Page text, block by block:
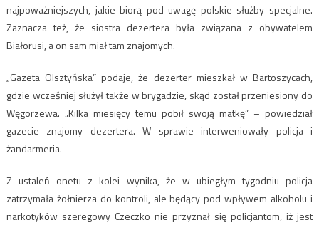
najpoważniejszych, jakie biorą pod uwagę polskie służby specjalne.
Zaznacza też, że siostra dezertera była związana z obywatelem
Białorusi, a on sam miał tam znajomych.
„Gazeta Olsztyńska” podaje, że dezerter mieszkał w Bartoszycach,
gdzie wcześniej służył także w brygadzie, skąd został przeniesiony do
Węgorzewa. „Kilka miesięcy temu pobił swoją matkę” – powiedział
gazecie znajomy dezertera. W sprawie interweniowały policja i
żandarmeria.
Z ustaleń onetu z kolei wynika, że w ubiegłym tygodniu policja
zatrzymała żołnierza do kontroli, ale będący pod wpływem alkoholu i
narkotyków szeregowy Czeczko nie przyznał się policjantom, iż jest